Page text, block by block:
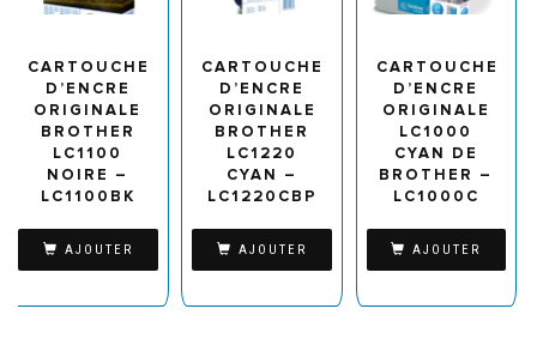
CARTOUCHE
D’ENCRE
ORIGINALE
BROTHER
LC1100
NOIRE –
LC1100BK
AJOUTER
CARTOUCHE
D’ENCRE
ORIGINALE
BROTHER
LC1220
CYAN –
LC1220CBP
AJOUTER
CARTOUCHE
D’ENCRE
ORIGINALE
LC1000
CYAN DE
BROTHER –
LC1000C
AJOUTER